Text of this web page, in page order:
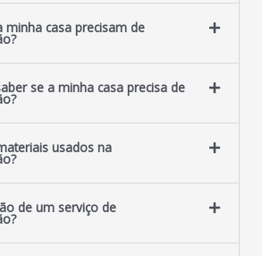
minha casa precisam de
se a minha casa precisa de
usados na
de um serviço de